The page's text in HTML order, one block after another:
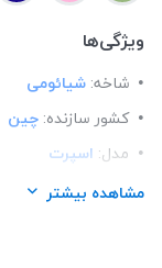
ویژگی‌ها
شاخه: شیائومی
کشور سازنده: چین
مدل: اسپرت
ساختار: TPU
مشاهده بیشتر